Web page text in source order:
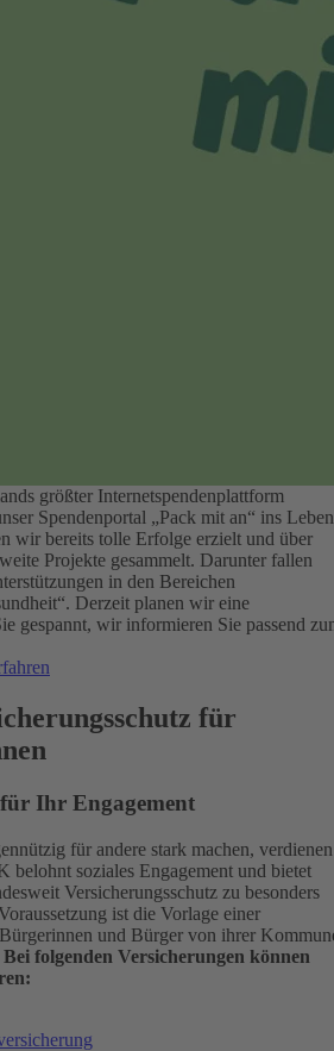
größter Internetspendenplattform
Spendenportal „Pack mit an“ ins Leben
wir bereits tolle Erfolge erzielt und über
Projekte gesammelt. Darunter fallen
in den Bereichen
Derzeit planen wir eine
gespannt, wir informieren Sie passend
für
Ihr Engagement
für andere stark machen, verdienen
soziales Engagement und bietet
Versicherungsschutz zu besonders
ist die Vorlage einer
und Bürger von ihrer
Bei folgenden Versicherungen können